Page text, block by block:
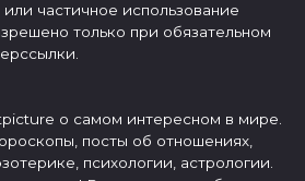
частичное использование
только при обязательном
о самом интересном в мире.
посты об отношениях,
психологии, астрологии.